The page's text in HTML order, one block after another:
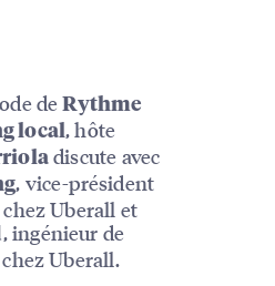
deRythme
local, hôte
discute avec
, vice-président
Uberall et
, ingénieur de
Uberall.